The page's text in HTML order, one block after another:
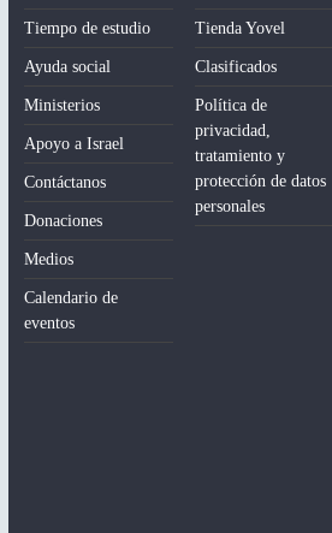
Tiempo de estudio
Ayuda social
Ministerios
Apoyo a Israel
Contáctanos
Donaciones
Medios
Calendario de
eventos
Tienda Yovel
Clasificados
Política de
privacidad,
tratamiento y
protección de datos
personales